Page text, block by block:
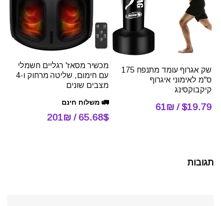
שק אגרוף עומד מתנפח 175
ס"מ לאימוני איגרוף
קיקבוקסינג
$19.79 / 61₪
מכשיר מסאז' רגליים חשמלי
עם חימום, שליטה מרחוק ו-4
מצבים שונים
🚛 משלוח חינם
65.68$ / 201₪
תגובות